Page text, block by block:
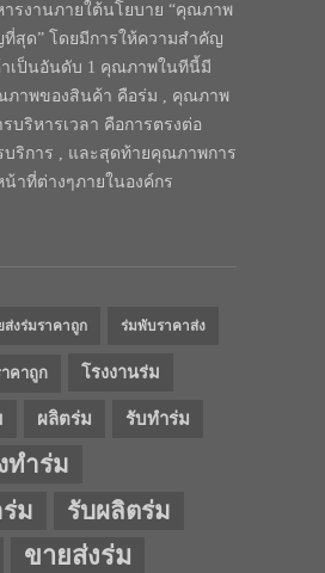
รงานภายใต้นโยบาย “คุณภาพ
สุด” โดยมีการให้ความสำคัญ
เป็นอันดับ 1 คุณภาพในทีนี้มี
ภาพของสินค้า คือร่ม , คุณภาพ
บริหารเวลา คือการตรงต่อ
บริการ , และสุดท้ายคุณภาพการ
าที่ต่างๆภายในองค์กร
ส่งร่มราคาถูก ร่มพับราคาส่ง
คาถูก โรงงานร่ม
ผลิตร่ม รับทำร่ม
ทำร่ม
ม
รับผลิตร่ม
ขายส่งร่ม